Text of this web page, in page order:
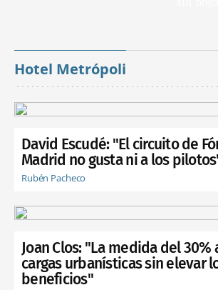
Hotel Metrópoli
David Escudé: "El circuito de
Madrid no gusta ni a los
Rubén Pacheco
Joan Clos: "La medida del
cargas urbanísticas sin elevar
beneficios"